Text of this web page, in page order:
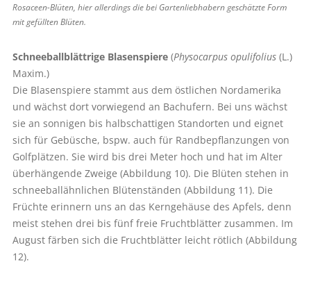
Rosaceen-Blüten, hier allerdings die bei Gartenliebhabern geschätzte Form
mit gefüllten Blüten.
Schneeballblättrige Blasenspiere(Physocarpus opulifolius(L.)
Maxim.)
Die Blasenspiere stammt aus dem östlichen Nordamerika
und wächst dort vorwiegend an Bachufern. Bei uns wächst
sie an sonnigen bis halbschattigen Standorten und eignet
sich für Gebüsche, bspw. auch für Randbepflanzungen von
Golfplätzen. Sie wird bis drei Meter hoch und hat im Alter
überhängende Zweige (Abbildung 10). Die Blüten stehen in
schneeballähnlichen Blütenständen (Abbildung 11). Die
Früchte erinnern uns an das Kerngehäuse des Apfels, denn
meist stehen drei bis fünf freie Fruchtblätter zusammen. Im
August färben sich die Fruchtblätter leicht rötlich (Abbildung
12).